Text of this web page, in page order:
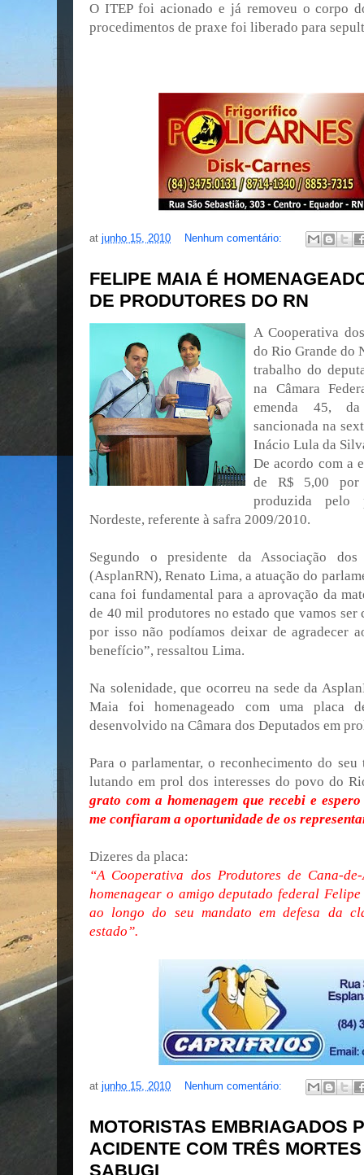
O ITEP foi acionado e já removeu o corpo
procedimentos de praxe foi liberado para
at junho 15, 2010 Nenhum comentário:
FELIPE MAIA É
DE PRODUTORES DO RN
A Cooperativa
do Rio Grande do
trabalho do
na Câmara
emenda 45,
sancionada na
Inácio Lula da
De acordo com a
de R$ 5,00 por
produzida pelo
Nordeste, referente à safra 2009/2010.
Segundo o presidente da Associação
(AsplanRN), Renato Lima, a atuação do
cana foi fundamental para a aprovação da
de 40 mil produtores no estado que vamos ser
por isso não podíamos deixar de agradecer
benefício”, ressaltou Lima.
Na solenidade, que ocorreu na sede da
Maia foi homenageado com uma placa
desenvolvido na Câmara dos Deputados em
Para o parlamentar, o reconhecimento do
lutando em prol dos interesses do povo do
grato com a homenagem que recebi e
me confiaram a oportunidade de os
Dizeres da placa:
“A Cooperativa dos Produtores de Cana-
homenagear o amigo deputado federal
ao longo do seu mandato em defesa da
estado”.
at junho 15, 2010 Nenhum comentário:
MOTORISTAS EMBRIAGADOS
ACIDENTE COM TRÊS
SABUGI